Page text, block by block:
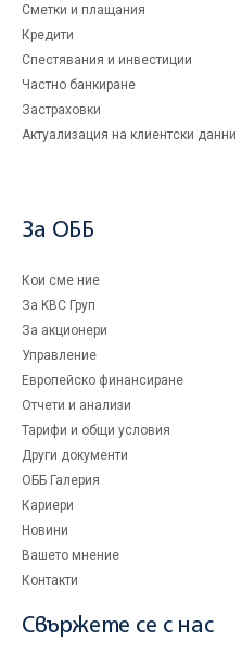
Сметки и плащания
Кредити
Спестявания и инвестиции
Частно банкиране
Застраховки
Актуализация на клиентски данни
За ОББ
Кои сме ние
За KBC Груп
За акционери
Управление
Европейско финансиране
Отчети и анализи
Тарифи и общи условия
Други документи
ОББ Галерия
Кариери
Новини
Вашето мнение
Контакти
Свържете се с нас